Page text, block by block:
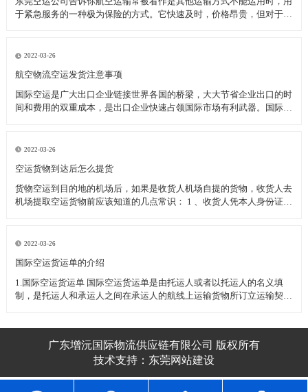
于紧急服务的一种极为保险的方式。它快速及时，价格昂贵，但对于致
因为空中较少受自然
2022-03-26
航空物流空运发货注意事项
国际空运是广大出口企业链接世界各国的桥梁，大大节省企业出口的时
间和费用的双重成本，是出口企业快速占领国际市场有利武器。国际空
动植物检疫
2022-03-26
空运货物到达后怎么提货
货物空运到目的地的机场后，如果是收货人机场自提的货物，收货人去
机场提取空运货物前应该知道的几点常识： 1 、收货人凭本人身份证或
代为2022-03-26
​国际空运货运单的介绍
1.国际空运货运单 国际空运货运单是由托运人或者以托运人的名义填
制，是托运人和承运人之间在承运人的航线上运输货物所订立运输契约
广东增沅国际物流供应链有限公司 版权所有
技术支持： 东莞网站建设​